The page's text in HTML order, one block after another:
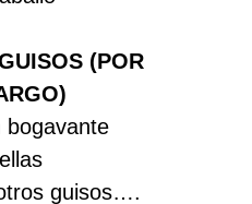
(POR
bogavante
guisos….